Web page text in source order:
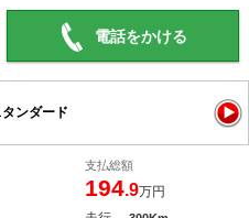
電話をかける
ンダード
支払総額
194.9万円